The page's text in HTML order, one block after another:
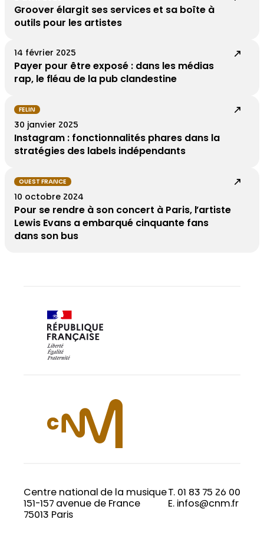
Groover élargit ses services et sa boîte à
outils pour les artistes
14 février 2025
Payer pour être exposé : dans les médias
rap, le fléau de la pub clandestine
FELIN
30 janvier 2025
Instagram : fonctionnalités phares dans la
stratégies des labels indépendants
OUEST FRANCE
10 octobre 2024
Pour se rendre à son concert à Paris, l’artiste
Lewis Evans a embarqué cinquante fans
dans son bus
Centre national de la musique
151-157 avenue de France
75013 Paris
T. 01 83 75 26 00
E. infos@cnm.fr